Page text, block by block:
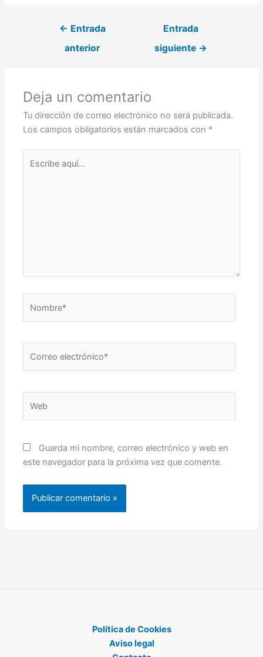
← Entrada
anterior
Entrada
siguiente →
Deja un comentario
Tu dirección de correo electrónico no será publicada.
Los campos obligatorios están marcados con *
aquí...
Guarda mi nombre, correo electrónico y web en
este navegador para la próxima vez que comente.
Política de Cookies
Aviso legal